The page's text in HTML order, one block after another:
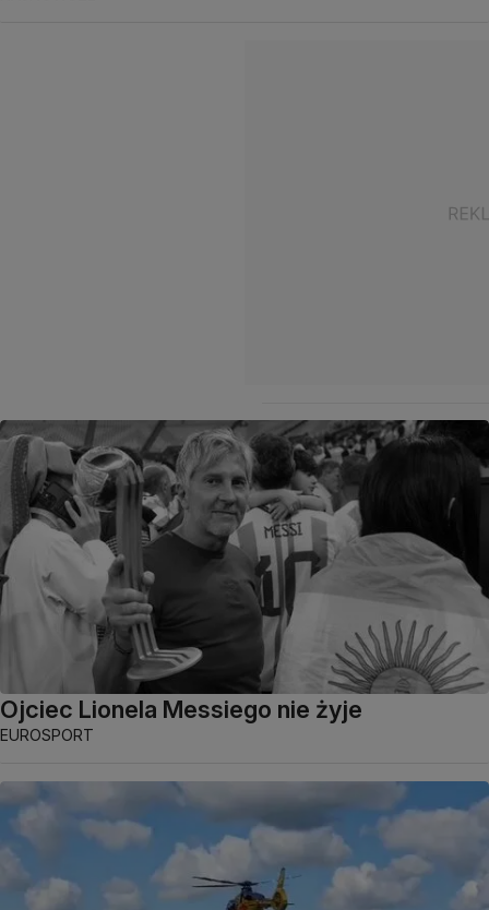
Ojciec Lionela Messiego nie żyje
EUROSPORT